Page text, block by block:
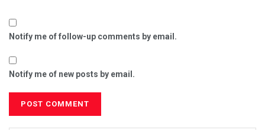
Notify me of follow-up comments by email.
Notify me of new posts by email.